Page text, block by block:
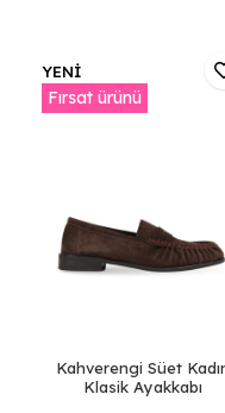
YENİ
Fırsat ürünü
Kahverengi Süet
Klasik Ayakkabı